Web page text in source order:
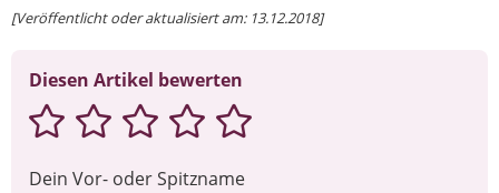
[Veröffentlicht oder aktualisiert am: 13.12.2018]
Diesen Artikel bewerten
Dein Vor- oder Spitzname